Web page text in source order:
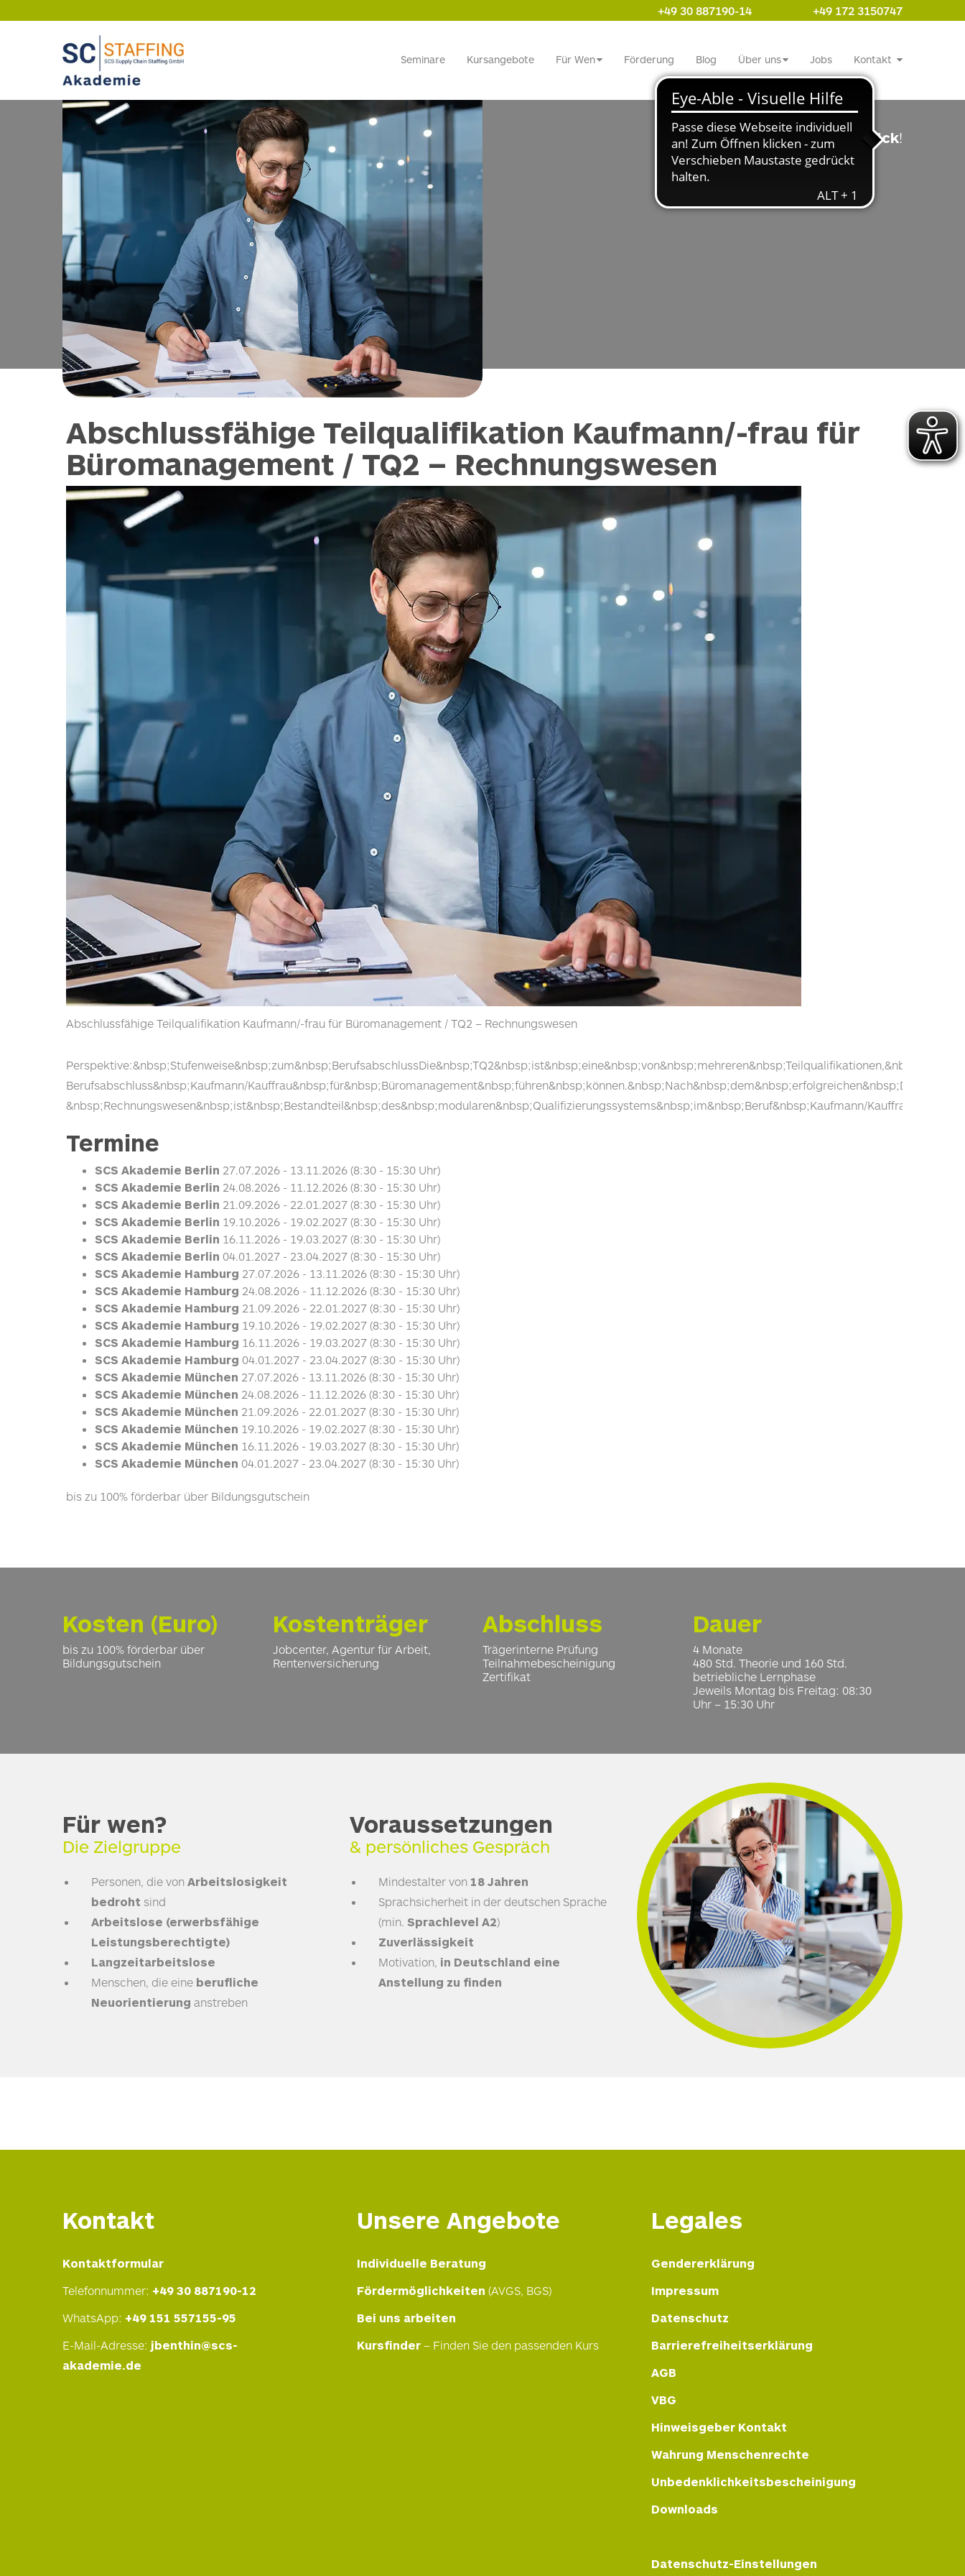
+49 30 887190-14 +49 172 3150747
Seminare Kursangebote Für Wen Förderung Blog Über uns Jobs Kontakt
Wir haben IhreZukunft im Blick!
Abschlussfähige Teilqualifikation Kaufmann/-frau für
Büromanagement / TQ2 – Rechnungswesen
Abschlussfähige Teilqualifikation Kaufmann/-frau für Büromanagement / TQ2 – Rechnungswesen
Berufsabschluss&nbsp;Kaufmann/
&nbsp;Rechnungswesen&nbsp;ist&nbsp;Bestandteil&nbsp;des&nbsp;modularen&nbsp;Qualifizierungssystems&nbsp;im&nbsp;Beruf&nbsp;Kaufmann/
Termine
SCS Akademie Berlin 27.07.2026 - 13.11.2026 (8:30 - 15:30 Uhr)
SCS Akademie Berlin 24.08.2026 - 11.12.2026 (8:30 - 15:30 Uhr)
SCS Akademie Berlin 21.09.2026 - 22.01.2027 (8:30 - 15:30 Uhr)
SCS Akademie Berlin 19.10.2026 - 19.02.2027 (8:30 - 15:30 Uhr)
SCS Akademie Berlin 16.11.2026 - 19.03.2027 (8:30 - 15:30 Uhr)
SCS Akademie Berlin 04.01.2027 - 23.04.2027 (8:30 - 15:30 Uhr)
SCS Akademie Hamburg 27.07.2026 - 13.11.2026 (8:30 - 15:30 Uhr)
SCS Akademie Hamburg 24.08.2026 - 11.12.2026 (8:30 - 15:30 Uhr)
SCS Akademie Hamburg 21.09.2026 - 22.01.2027 (8:30 - 15:30 Uhr)
SCS Akademie Hamburg 19.10.2026 - 19.02.2027 (8:30 - 15:30 Uhr)
SCS Akademie Hamburg 16.11.2026 - 19.03.2027 (8:30 - 15:30 Uhr)
SCS Akademie Hamburg 04.01.2027 - 23.04.2027 (8:30 - 15:30 Uhr)
SCS Akademie München 27.07.2026 - 13.11.2026 (8:30 - 15:30 Uhr)
SCS Akademie München 24.08.2026 - 11.12.2026 (8:30 - 15:30 Uhr)
SCS Akademie München 21.09.2026 - 22.01.2027 (8:30 - 15:30 Uhr)
SCS Akademie München 19.10.2026 - 19.02.2027 (8:30 - 15:30 Uhr)
SCS Akademie München 16.11.2026 - 19.03.2027 (8:30 - 15:30 Uhr)
SCS Akademie München 04.01.2027 - 23.04.2027 (8:30 - 15:30 Uhr)
bis zu 100% förderbar über Bildungsgutschein
Kosten (Euro)
bis zu 100% förderbar über
Bildungsgutschein
Kostenträger
Jobcenter, Agentur für Arbeit,
Rentenversicherung
Abschluss
Trägerinterne Prüfung
Teilnahmebescheinigung
Zertifikat
Dauer
4 Monate
480 Std . Theorie und 160 Std
betriebliche Lernphase
Jeweils Montag bis Freitag: 08:30
Uhr – 15:30 Uhr
Für wen?
Die Zielgruppe
Personen, die von Arbeitslosigkeit
bedroht sind
Arbeitslose (erwerbsfähige
Leistungsberechtigte)
Langzeitarbeitslose
Menschen, die eine berufliche
Neuorientierung anstreben
Voraussetzungen
& persönliches Gespräch
Mindestalter von 18 Jahren
Sprachsicherheit in der deutschen Sprache
(min. Sprachlevel A2)
Zuverlässigkeit
Motivation, in Deutschland eine
Anstellung zu finden
Kontakt
Kontaktformular
Telefonnummer: +49 30 887190-12
WhatsApp: +49 151 557155-95
E-Mail-Adresse: jbenthin@scs-
akademie.de
Unsere Angebote
Individuelle Beratung
Fördermöglichkeiten (AVGS, BGS)
Bei uns arbeiten
Kursfinder – Finden Sie den passenden Kurs
Legales
Gendererklärung
Impressum
Datenschutz
Barrierefreiheitserklärung
AGB
VBG
Hinweisgeber Kontakt
Wahrung Menschenrechte
Unbedenklichkeitsbescheinigung
Downloads
Datenschutz-Einstellungen